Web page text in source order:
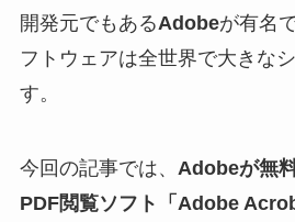
開発元でもあるAdobeが有名
フトウェアは全世界で大きな
す。
今回の記事では、 Adobeが無
PDF閲覧ソフト「Adobe